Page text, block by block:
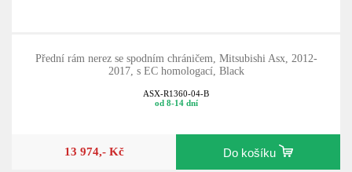
Přední rám nerez se spodním chráničem, Mitsubishi Asx, 2012-
2017, s EC homologací, Black
ASX-R1360-04-B
od 8-14 dní
13 974,- Kč Do košíku